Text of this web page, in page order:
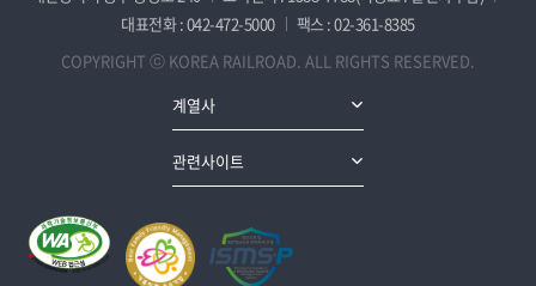
대표전화 : 042-472-5000
팩스 : 02-361-8385
COPYRIGHT ⓒ KOREA RAILROAD. ALL RIGHTS RESERVED.
계열사
관련사이트